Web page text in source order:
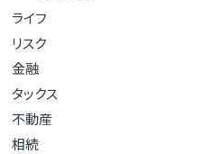
ライフ
リスク
金融
タックス
不動産
相続